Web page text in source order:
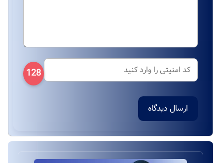
128
ارسال دیدگاه